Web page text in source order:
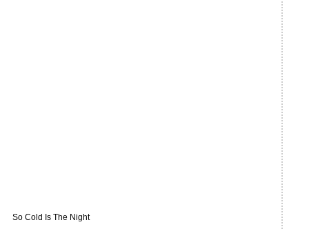
So Cold Is The Night